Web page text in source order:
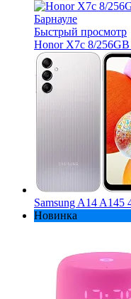
Быстрый просмотр
Honor X7c 8/
Samsung A14 A145
Новинка